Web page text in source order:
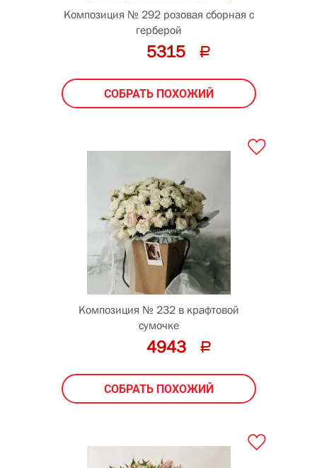
Композиция № 292 розовая сборная с
герберой
5315
СОБРАТЬ ПОХОЖИЙ
Композиция № 232 в крафтовой
сумочке
4943
СОБРАТЬ ПОХОЖИЙ